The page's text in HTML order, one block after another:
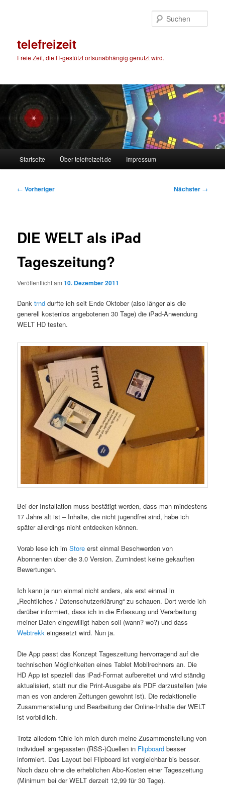
telefreizeit
Freie Zeit, die IT-gestützt ortsunabhängig genutzt wird.
Startseite Über telefreizeit.de Impressum
Beitragsnavigation
← Vorheriger Nächster →
DIE WELT als iPad
Tageszeitung?
Veröffentlicht am10. Dezember 2011
Danktrnd durfte ich seit Ende Oktober (also länger als die
generell kostenlos angebotenen 30 Tage) die iPad-Anwendung
WELT HD testen.
Bei der Installation muss bestätigt werden, dass man mindestens
17 Jahre alt ist – Inhalte, die nicht jugendfrei sind, habe ich
später allerdings nicht entdecken können.
Vorab lese ich imStore erst einmal Beschwerden von
Abonnenten über die 3.0 Version. Zumindest keine gekauften
Bewertungen.
Ich kann ja nun einmal nicht anders, als erst einmal in
„Rechtliches / Datenschutzerklärung“ zu schauen. Dort werde ich
darüber informiert, dass ich in die Erfassung und Verarbeitung
meiner Daten eingewilligt haben soll (wann? wo?) und dass
Webtrekk eingesetzt wird. Nun ja.
Die App passt das Konzept Tageszeitung hervorragend auf die
technischen Möglichkeiten eines Tablet Mobilrechners an. Die
HD App ist speziell das iPad-Format aufbereitet und wird ständig
aktualisiert, statt nur die Print-Ausgabe als PDF darzustellen (wie
man es von anderen Zeitungen gewohnt ist). Die redaktionelle
Zusammenstellung und Bearbeitung der Online-Inhalte der WELT
ist vorbildlich.
Trotz alledem fühle ich mich durch meine Zusammenstellung von
individuell angepassten (RSS-)Quellen in Flipboard besser
informiert. Das Layout bei Flipboard ist vergleichbar bis besser.
Noch dazu ohne die erheblichen Abo-Kosten einer Tageszeitung
(Minimum bei der WELT derzeit 12,99 für 30 Tage).